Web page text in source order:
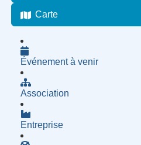
Carte
Événement à venir
Association
Entreprise